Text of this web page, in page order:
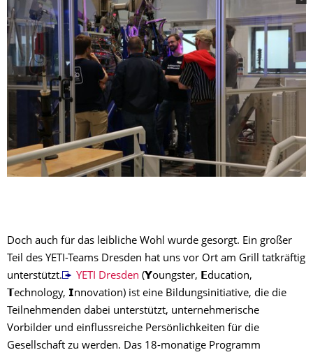
Doch auch für das leibliche Wohl wurde gesorgt. Ein großer
Teil des YETI-Teams Dresden hat uns vor Ort am Grill tatkräftig
unterstützt.
YETI Dresden (𝗬oungster, 𝗘ducation,
𝗧echnology, 𝗜nnovation) ist eine Bildungsinitiative, die die
Teilnehmenden dabei unterstützt, unternehmerische
Vorbilder und einflussreiche Persönlichkeiten für die
Gesellschaft zu werden. Das 18-monatige Programm